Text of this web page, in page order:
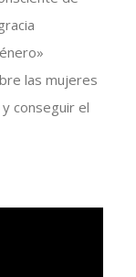
las mujeres
conseguir el